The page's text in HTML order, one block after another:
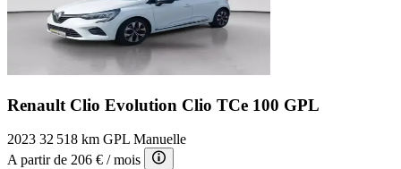
Renault Clio Evolution Clio TCe 100 GPL
2023 32 518 km GPL Manuelle
A partir de 206 € / mois